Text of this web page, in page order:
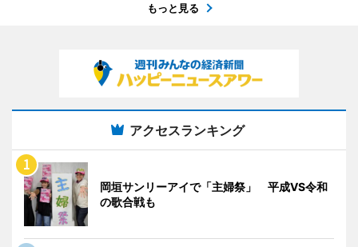
もっと見る
アクセスランキング
岡垣サンリーアイで「主婦祭」 平成VS令和
の歌合戦も